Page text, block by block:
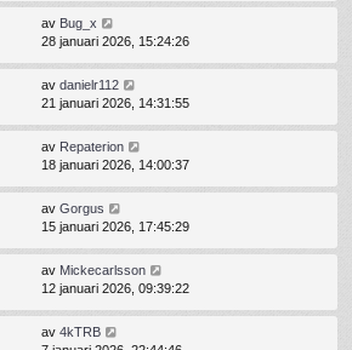
av Bug_x
28 januari 2026, 15:24:26
av danielr112
21 januari 2026, 14:31:55
av Repaterion
18 januari 2026, 14:00:37
av Gorgus
15 januari 2026, 17:45:29
av Mickecarlsson
12 januari 2026, 09:39:22
av 4kTRB